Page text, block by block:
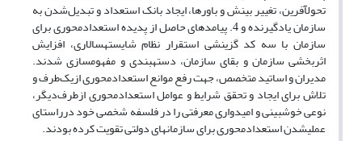
تحول­آفرین، تغییر بینش و باورها، ایجاد بانک ­استعداد و تبدیل‌شدن به
سازمان ­یادگیرنده و 4. پیامدهای حاصل از پدیده استعدادمحوری برای
سازمان با سه کد گزینشی استقرار نظام شایسته­سالاری، افزایش
اثربخشی سازمان و بقای سازمان، دسته­بندی و مفهوم­سازی شدند.
مدیران و اساتید متخصص، جهت رفع موانع استعدادمحوری ازیک‌طرف و
تلاش برای ایجاد و تحقق شرایط و عوامل استعدادمحوری ازطرف‌دیگر،
نوعی خوشبینی و امیدواری معرفتی را در فلسفه شخصی خود درراستای
عملی­شدن استعدادمحوری برای سازمان­های دولتی تقویت کرده بودند.